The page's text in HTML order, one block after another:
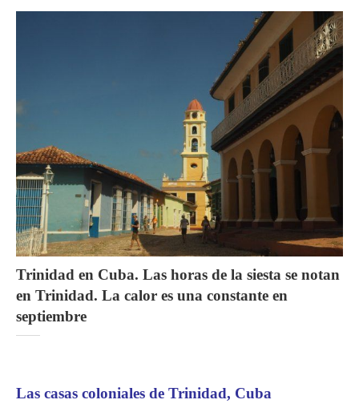
Trinidad en Cuba. Las horas de la siesta se notan
en Trinidad. La calor es una constante en
septiembre
Las casas coloniales de Trinidad, Cuba